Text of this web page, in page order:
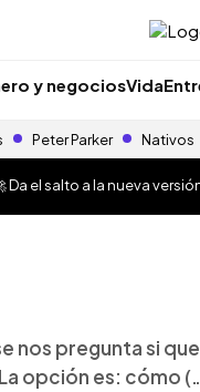
y negociosVida
Peter Parker Nativos
Da el salto a la nueva
nos pregunta si
opción es: cómo